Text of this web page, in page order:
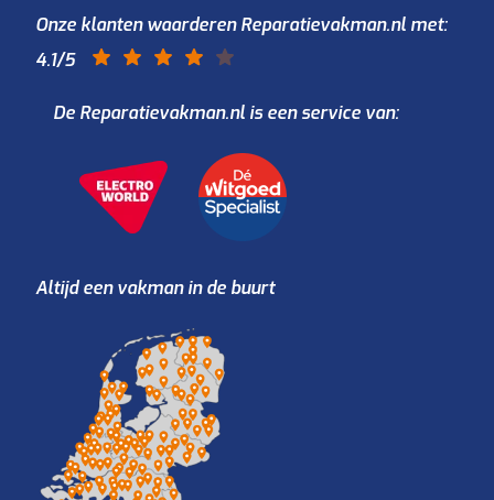
Onze klanten waarderen Reparatievakman.nl met:
4.1/5
De Reparatievakman.nl is een service van:
Altijd een vakman in de buurt